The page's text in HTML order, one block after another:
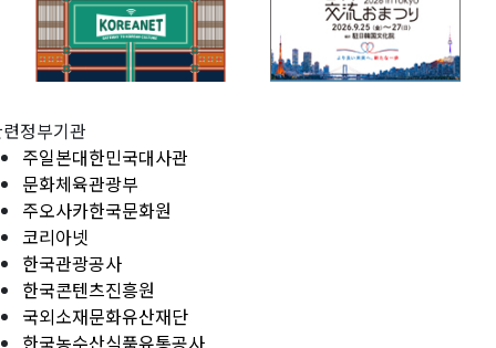
정부기관
주일본대한민국대사관
문화체육관광부
주오사카한국문화원
코리아넷
한국관광공사
한국콘텐츠진흥원
국외소재문화유산재단
한국농수산식품유통공사